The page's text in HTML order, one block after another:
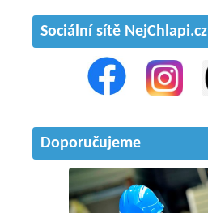
Sociální sítě NejChlapi.cz
Doporučujeme